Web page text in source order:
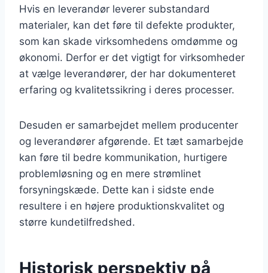
Hvis en leverandør leverer substandard
materialer, kan det føre til defekte produkter,
som kan skade virksomhedens omdømme og
økonomi. Derfor er det vigtigt for virksomheder
at vælge leverandører, der har dokumenteret
erfaring og kvalitetssikring i deres processer.
Desuden er samarbejdet mellem producenter
og leverandører afgørende. Et tæt samarbejde
kan føre til bedre kommunikation, hurtigere
problemløsning og en mere strømlinet
forsyningskæde. Dette kan i sidste ende
resultere i en højere produktionskvalitet og
større kundetilfredshed.
Historisk perspektiv på